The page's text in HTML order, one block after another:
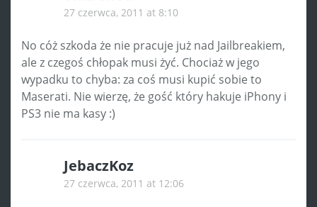
27 czerwca, 2011 at 8:10
No cóż szkoda że nie pracuje już nad Jailbreakiem,
ale z czegoś chłopak musi żyć. Chociaż w jego
wypadku to chyba: za coś musi kupić sobie to
Maserati. Nie wierzę, że gość który hakuje iPhony i
PS3 nie ma kasy :)
JebaczKoz
27 czerwca, 2011 at 12:06